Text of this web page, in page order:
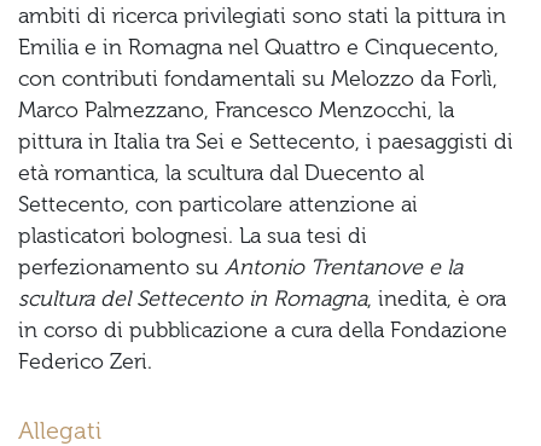
ambiti di ricerca privilegiati sono stati la pittura in
Emilia e in Romagna nel Quattro e Cinquecento,
con contributi fondamentali su Melozzo da Forlì,
Marco Palmezzano, Francesco Menzocchi, la
pittura in Italia tra Sei e Settecento, i paesaggisti di
età romantica, la scultura dal Duecento al
Settecento, con particolare attenzione ai
plasticatori bolognesi. La sua tesi di
perfezionamento su Antonio Trentanove e la
scultura del Settecento in Romagna, inedita, è ora
in corso di pubblicazione a cura della Fondazione
Federico Zeri.
Allegati